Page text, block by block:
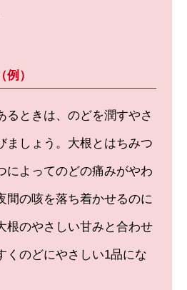
）
るときは、のどを潤すやさ
ましょう。大根とはちみつ
によってのどの痛みがやわ
間の咳を落ち着かせるのに
根のやさしい甘みと合わせ
くのどにやさしい1品にな